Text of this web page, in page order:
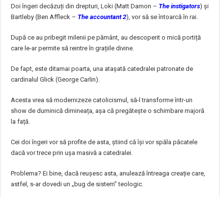
Doi îngeri decăzuți din drepturi, Loki (Matt Damon – The instigators) și
Bartleby (Ben Affleck – The accountant 2), vor să se întoarcă în rai.
După ce au pribegit milenii pe pământ, au descoperit o mică portiță
care le-ar permite să reintre în grațiile divine.
De fapt, este ditamai poarta, una atașată catedralei patronate de
cardinalul Glick (George Carlin).
Acesta vrea să modernizeze catolicismul, să-l transforme într-un
show de duminică dimineața, așa că pregătește o schimbare majoră
la față.
Cei doi îngeri vor să profite de asta, știind că își vor spăla păcatele
dacă vor trece prin ușa masivă a catedralei.
Problema? Ei bine, dacă reușesc asta, anulează întreaga creație care,
astfel, s-ar dovedi un „bug de sistem” teologic.